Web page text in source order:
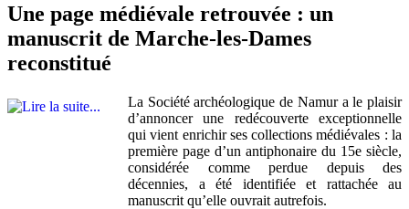
Une page médiévale retrouvée : un
manuscrit de Marche-les-Dames
reconstitué
La Société archéologique de Namur a le plaisir
d’annoncer une redécouverte exceptionnelle
qui vient enrichir ses collections médiévales : la
première page d’un antiphonaire du 15e siècle,
considérée comme perdue depuis des
décennies, a été identifiée et rattachée au
manuscrit qu’elle ouvrait autrefois.